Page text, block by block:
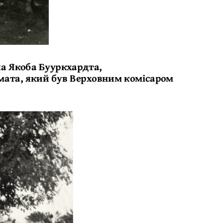
Якоба Бууркхардта,
який був Верховним комісаром